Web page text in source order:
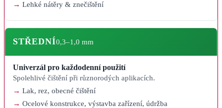
Lehké nátěry & znečištění
STŘEDNÍ0,3–1,0 mm
Univerzál pro každodenní použití
Spolehlivé čištění při různorodých aplikacích.
Lak, rez, obecné čištění
Ocelové konstrukce, výstavba zařízení, údržba